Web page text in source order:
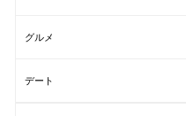
グルメ
デート